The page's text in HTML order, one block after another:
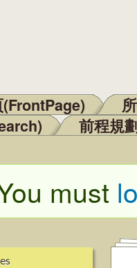
前程規
message
must